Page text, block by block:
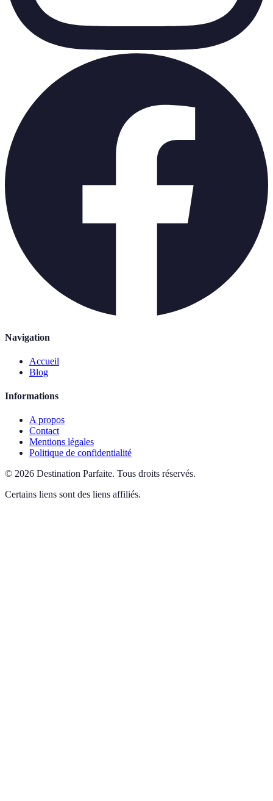
Navigation
Accueil
Blog
Informations
A propos
Contact
Mentions légales
Politique de confidentialité
© 2026 Destination Parfaite. Tous droits réservés.
Certains liens sont des liens affiliés.